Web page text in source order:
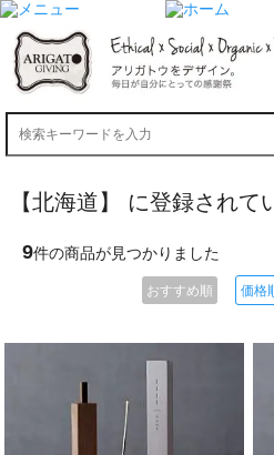
【北海道】 に登録されて
9件の商品が見つかりました
おすすめ順 価格